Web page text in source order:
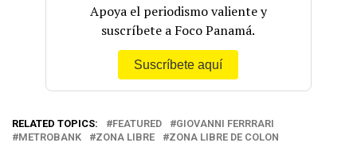
Apoya el periodismo valiente y
suscríbete a Foco Panamá.
Suscríbete aquí
RELATED TOPICS: FEATURED
GIOVANNI FERRRARI
METROBANK
ZONA LIBRE ZONA LIBRE DE COLON